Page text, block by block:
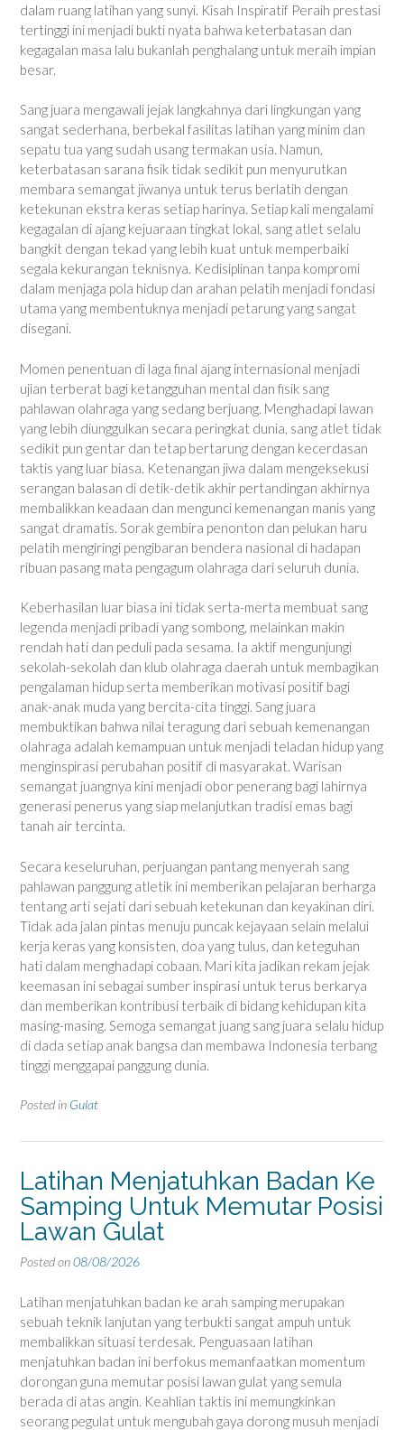
dalam ruang latihan yang sunyi. Kisah Inspiratif Peraih prestasi
tertinggi ini menjadi bukti nyata bahwa keterbatasan dan
kegagalan masa lalu bukanlah penghalang untuk meraih impian
besar.
Sang juara mengawali jejak langkahnya dari lingkungan yang
sangat sederhana, berbekal fasilitas latihan yang minim dan
sepatu tua yang sudah usang termakan usia. Namun,
keterbatasan sarana fisik tidak sedikit pun menyurutkan
membara semangat jiwanya untuk terus berlatih dengan
ketekunan ekstra keras setiap harinya. Setiap kali mengalami
kegagalan di ajang kejuaraan tingkat lokal, sang atlet selalu
bangkit dengan tekad yang lebih kuat untuk memperbaiki
segala kekurangan teknisnya. Kedisiplinan tanpa kompromi
dalam menjaga pola hidup dan arahan pelatih menjadi fondasi
utama yang membentuknya menjadi petarung yang sangat
disegani.
Momen penentuan di laga final ajang internasional menjadi
ujian terberat bagi ketangguhan mental dan fisik sang
pahlawan olahraga yang sedang berjuang. Menghadapi lawan
yang lebih diunggulkan secara peringkat dunia, sang atlet tidak
sedikit pun gentar dan tetap bertarung dengan kecerdasan
taktis yang luar biasa. Ketenangan jiwa dalam mengeksekusi
serangan balasan di detik-detik akhir pertandingan akhirnya
membalikkan keadaan dan mengunci kemenangan manis yang
sangat dramatis. Sorak gembira penonton dan pelukan haru
pelatih mengiringi pengibaran bendera nasional di hadapan
ribuan pasang mata pengagum olahraga dari seluruh dunia.
Keberhasilan luar biasa ini tidak serta-merta membuat sang
legenda menjadi pribadi yang sombong, melainkan makin
rendah hati dan peduli pada sesama. Ia aktif mengunjungi
sekolah-sekolah dan klub olahraga daerah untuk membagikan
pengalaman hidup serta memberikan motivasi positif bagi
anak-anak muda yang bercita-cita tinggi. Sang juara
membuktikan bahwa nilai teragung dari sebuah kemenangan
olahraga adalah kemampuan untuk menjadi teladan hidup yang
menginspirasi perubahan positif di masyarakat. Warisan
semangat juangnya kini menjadi obor penerang bagi lahirnya
generasi penerus yang siap melanjutkan tradisi emas bagi
tanah air tercinta.
Secara keseluruhan, perjuangan pantang menyerah sang
pahlawan panggung atletik ini memberikan pelajaran berharga
tentang arti sejati dari sebuah ketekunan dan keyakinan diri.
Tidak ada jalan pintas menuju puncak kejayaan selain melalui
kerja keras yang konsisten, doa yang tulus, dan keteguhan
hati dalam menghadapi cobaan. Mari kita jadikan rekam jejak
keemasan ini sebagai sumber inspirasi untuk terus berkarya
dan memberikan kontribusi terbaik di bidang kehidupan kita
masing-masing. Semoga semangat juang sang juara selalu hidup
di dada setiap anak bangsa dan membawa Indonesia terbang
tinggi menggapai panggung dunia.
Posted in Gulat
Latihan Menjatuhkan Badan Ke
Samping Untuk Memutar Posisi
Lawan Gulat
Posted on08/08/2026
Latihan menjatuhkan badan ke arah samping merupakan
sebuah teknik lanjutan yang terbukti sangat ampuh untuk
membalikkan situasi terdesak. Penguasaan latihan
menjatuhkan badan ini berfokus memanfaatkan momentum
dorongan guna memutar posisi lawan gulat yang semula
berada di atas angin. Keahlian taktis ini memungkinkan
seorang pegulat untuk mengubah gaya dorong musuh menjadi